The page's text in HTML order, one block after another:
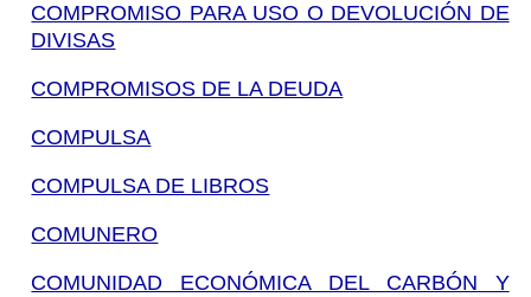
COMPROMISO PARA USO O DEVOLUCIÓN DE
DIVISAS
COMPROMISOS DE LA DEUDA
COMPULSA
COMPULSA DE LIBROS
COMUNERO
COMUNIDAD ECONÓMICA DEL CARBÓN Y